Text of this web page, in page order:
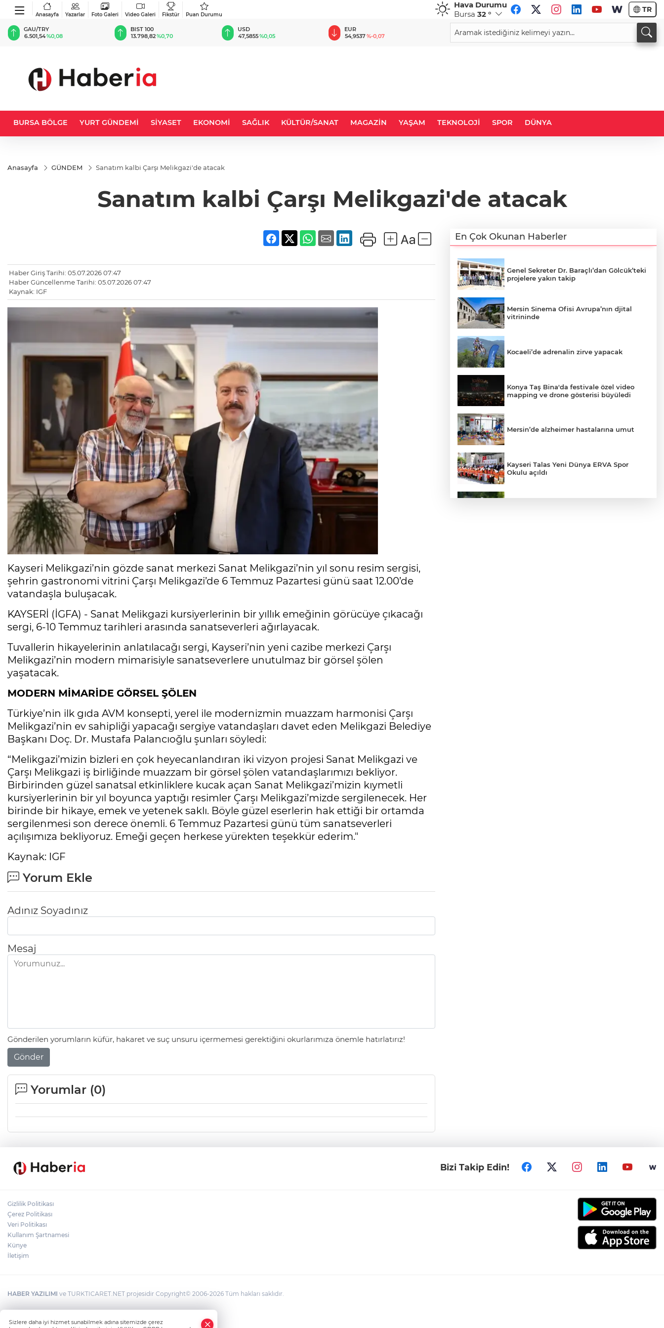
Anasayfa Yazarlar Foto Galeri Video Galeri Fikstür Puan Durumu
Hava Durumu
Bursa 32 ° TR
GAU/TRY
6.501,54%0,08
BIST 100
13.798,82%0,70
USD
47,5855%0,05
EUR
54,9537%-0,07
GBP
64,1456 %0,13
58,5668
BURSA BÖLGE YURT GÜNDEMİ SİYASET EKONOMİ SAĞLIK KÜLTÜR/SANAT MAGAZİN YAŞAM TEKNOLOJİ SPOR DÜNYA
Anasayfa GÜNDEM Sanatım kalbi Çarşı Melikgazi'de atacak
Sanatım kalbi Çarşı Melikgazi'de atacak
Haber Giriş Tarihi: 05.07.2026 07:47
Haber Güncellenme Tarihi: 05.07.2026 07:47
Kaynak: IGF
Kayseri Melikgazi’nin gözde sanat merkezi Sanat Melikgazi’nin yıl sonu resim sergisi,
şehrin gastronomi vitrini Çarşı Melikgazi’de 6 Temmuz Pazartesi günü saat 12.00’de
vatandaşla buluşacak.
KAYSERİ (İGFA) - Sanat Melikgazi kursiyerlerinin bir yıllık emeğinin görücüye çıkacağı
sergi, 6-10 Temmuz tarihleri arasında sanatseverleri ağırlayacak.
Tuvallerin hikayelerinin anlatılacağı sergi, Kayseri’nin yeni cazibe merkezi Çarşı
Melikgazi’nin modern mimarisiyle sanatseverlere unutulmaz bir görsel şölen
yaşatacak.
MODERN MİMARİDE GÖRSEL ŞÖLEN
Türkiye’nin ilk gıda AVM konsepti, yerel ile modernizmin muazzam harmonisi Çarşı
Melikgazi’nin ev sahipliği yapacağı sergiye vatandaşları davet eden Melikgazi Belediye
Başkanı Doç. Dr. Mustafa Palancıoğlu şunları söyledi:
“Melikgazi’mizin bizleri en çok heyecanlandıran iki vizyon projesi Sanat Melikgazi ve
Çarşı Melikgazi iş birliğinde muazzam bir görsel şölen vatandaşlarımızı bekliyor.
Birbirinden güzel sanatsal etkinliklere kucak açan Sanat Melikgazi’mizin kıymetli
kursiyerlerinin bir yıl boyunca yaptığı resimler Çarşı Melikgazi’mizde sergilenecek. Her
birinde bir hikaye, emek ve yetenek saklı. Böyle güzel eserlerin hak ettiği bir ortamda
sergilenmesi son derece önemli. 6 Temmuz Pazartesi günü tüm sanatseverleri
açılışımıza bekliyoruz. Emeği geçen herkese yürekten teşekkür ederim."
Kaynak: IGF
Yorum Ekle
Adınız Soyadınız
Mesaj
Gönderilen yorumların küfür, hakaret ve suç unsuru içermemesi gerektiğini okurlarımıza önemle hatırlatırız!
Gönder
Yorumlar (0)
En Çok Okunan Haberler
Genel Sekreter Dr. Baraçlı’dan Gölcük’teki
projelere yakın takip
Mersin Sinema Ofisi Avrupa’nın djital
vitrininde
Kocaeli’de adrenalin zirve yapacak
Konya Taş Bina'da festivale özel video
mapping ve drone gösterisi büyüledi
Mersin’de alzheimer hastalarına umut
Kayseri Talas Yeni Dünya ERVA Spor
Okulu açıldı
Bizi Takip Edin!
Gizlilik Politikası
Çerez Politikası
Veri Politikası
Kullanım Şartnamesi
Künye
İletişim
HABER YAZILIMI ve TURKTICARET.NET projesidir Copyright© 2006-2026 Tüm hakları saklıdır.
Sizlere daha iyi hizmet sunabilmek adına sitemizde çerez